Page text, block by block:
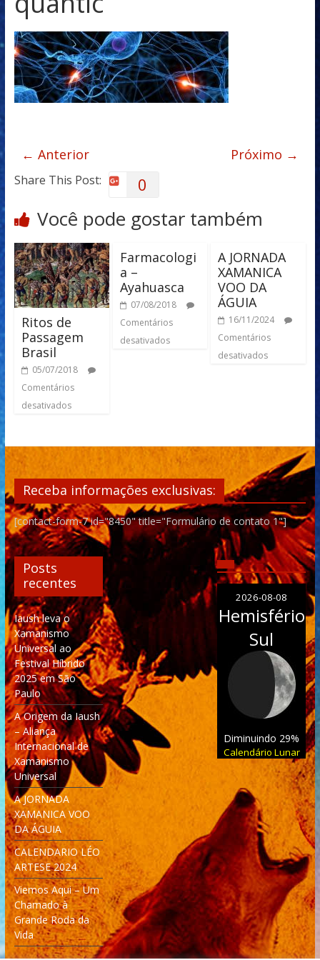
← Anterior Próximo →
Share This Post: 0
Você pode gostar também
Ritos de
Passagem
Brasil
05/07/2018
Comentários
desativados
Farmacologi
a –
Ayahuasca
07/08/2018
Comentários
desativados
A JORNADA
XAMANICA
VOO DA
ÁGUIA
16/11/2024
Comentários
desativados
Receba informações exclusivas:
[contact-form-7 id="8450" title="Formulário de contato 1"]
Posts
recentes
Iaush leva o
Xamanismo
Universal ao
Festival Híbrido
2025 em São
Paulo
A Origem da Iaush
– Aliança
Internacional de
Xamanismo
Universal
A JORNADA
XAMANICA VOO
DA ÁGUIA
CALENDARIO LÉO
ARTESE 2024
Viemos Aqui – Um
Chamado à
Grande Roda da
Vida
2026-08-08
Hemisfério
Sul
Diminuindo 29%
Calendário Lunar